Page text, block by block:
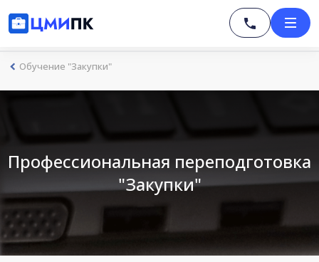
Обучение "Закупки"
Профессиональная переподготовка
"Закупки"